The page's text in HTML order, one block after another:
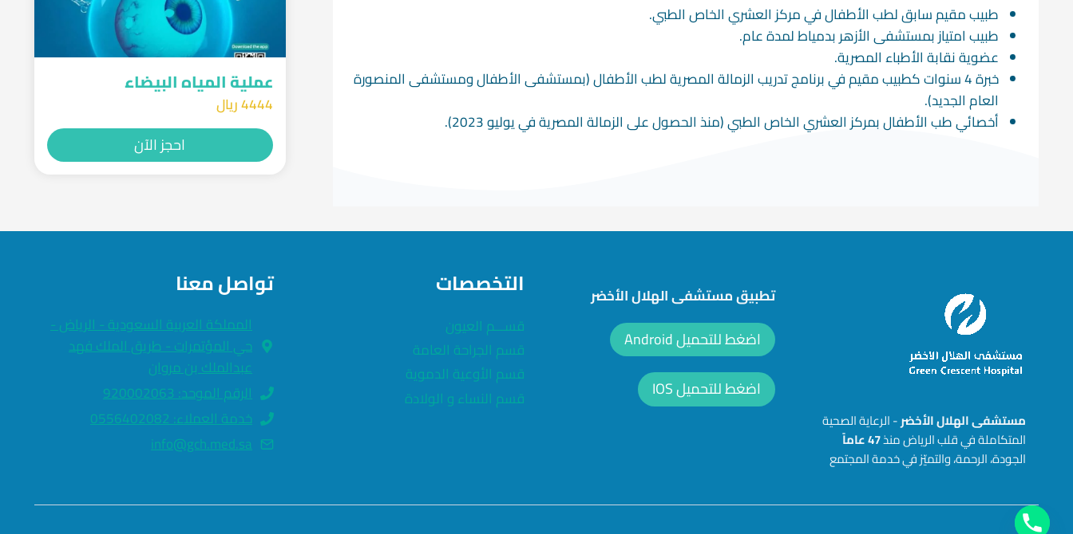
طبيب مقيم سابق لطب الأطفال في مركز العشري الخاص الطبي.
طبيب امتياز بمستشفى الأزهر بدمياط لمدة عام.
عضوية نقابة الأطباء المصرية.
خبرة 4 سنوات كطبيب مقيم في برنامج تدريب الزمالة المصرية لطب الأطفال (بمستشفى الأطفال ومستشفى المنصورة
العام الجديد).
أخصائي طب الأطفال بمركز العشري الخاص الطبي (منذ الحصول على الزمالة المصرية في يوليو 2023)
.
عملية المياه البيضاء
4444 ريال
احجز الآن
مستشفى الهلال الأخضر- الرعاية الصحية
المتكاملة في قلب الرياض منذ47عاماً
الجودة، الرحمة، والتميّز في خدمة المجتمع
تطبيق مستشفى الهلال الأخضر
اضغط للتحميل Android
اضغط للتحميل IOS
التخصصات
قســـم العيون
قسم الجراحة العامة
قسم الأوعية الدموية
قسم النساء و الولادة
تواصل معنا
المملكة العربية السعودية - الرياض -
حي المؤتمرات - طريق الملك فهد
عبدالملك بن مروان
الرقم الموحد: 920002063
خدمة العملاء: 0556402082
info@gch.med.sa